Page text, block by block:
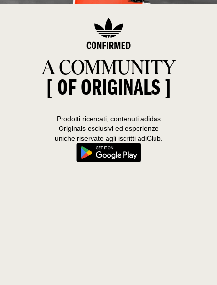
A COMMUNITY
[ OF ORIGINALS ]
Prodotti ricercati, contenuti adidas
Originals esclusivi ed esperienze
uniche riservate agli iscritti adiClub.
Solo per te.